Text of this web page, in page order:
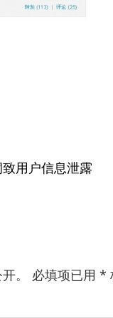
用户信息泄露
。 必填项已用 *